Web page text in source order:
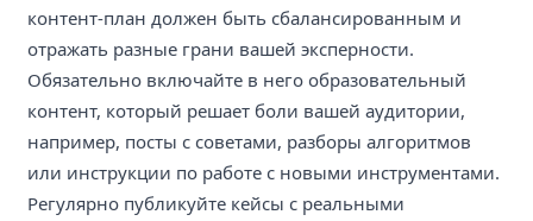
контент-план должен быть сбалансированным и
отражать разные грани вашей эксперности.
Обязательно включайте в него образовательный
контент, который решает боли вашей аудитории,
например, посты с советами, разборы алгоритмов
или инструкции по работе с новыми инструментами.
Регулярно публикуйте кейсы с реальными